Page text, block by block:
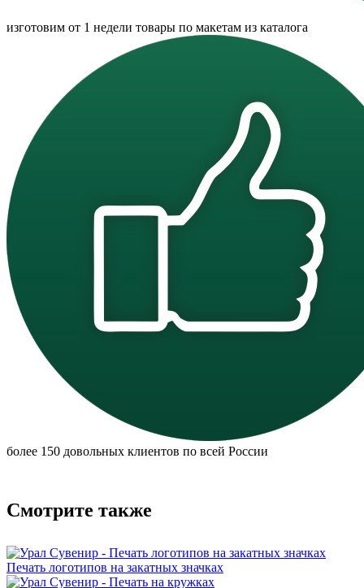
изготовим от 1 недели товары по макетам из каталога
более 150 довольных клиентов по всей России
Смотрите также
Печать логотипов на закатных значках